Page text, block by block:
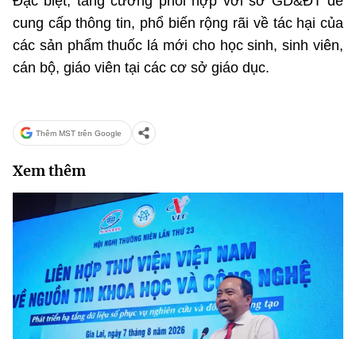
cung cấp thông tin, phổ biến rộng rãi về tác hại của
các sản phẩm thuốc lá mới cho học sinh, sinh viên,
cán bộ, giáo viên tại các cơ sở giáo dục.
Thêm MST trên Google
Xem thêm